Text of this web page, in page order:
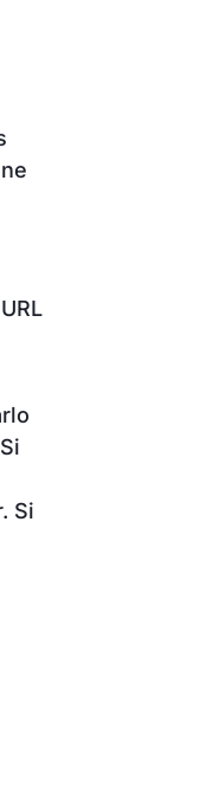
Si